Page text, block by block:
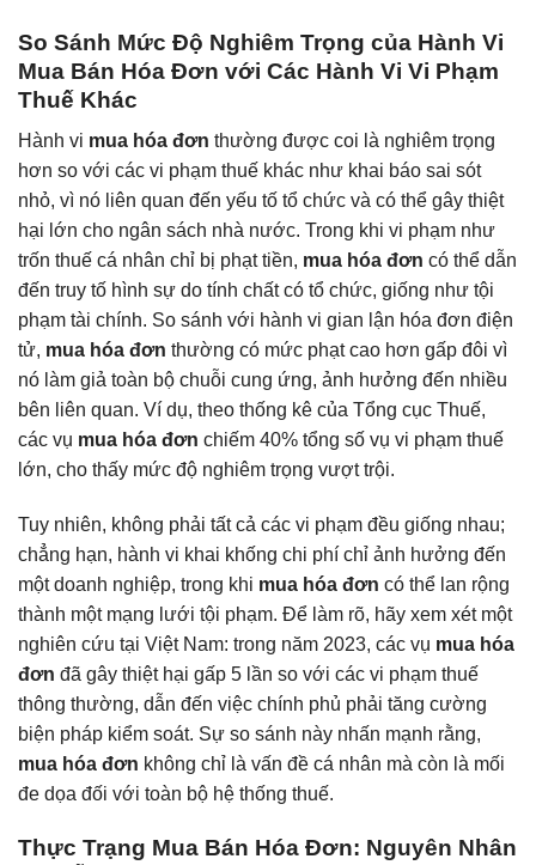
So Sánh Mức Độ Nghiêm Trọng của Hành Vi
Mua Bán Hóa Đơn với Các Hành Vi Vi Phạm
Thuế Khác
Hành vi mua hóa đơn thường được coi là nghiêm trọng
hơn so với các vi phạm thuế khác như khai báo sai sót
nhỏ, vì nó liên quan đến yếu tố tổ chức và có thể gây thiệt
hại lớn cho ngân sách nhà nước. Trong khi vi phạm như
trốn thuế cá nhân chỉ bị phạt tiền, mua hóa đơn có thể dẫn
đến truy tố hình sự do tính chất có tổ chức, giống như tội
phạm tài chính. So sánh với hành vi gian lận hóa đơn điện
tử, mua hóa đơn thường có mức phạt cao hơn gấp đôi vì
nó làm giả toàn bộ chuỗi cung ứng, ảnh hưởng đến nhiều
bên liên quan. Ví dụ, theo thống kê của Tổng cục Thuế,
các vụ mua hóa đơn chiếm 40% tổng số vụ vi phạm thuế
lớn, cho thấy mức độ nghiêm trọng vượt trội.
Tuy nhiên, không phải tất cả các vi phạm đều giống nhau;
chẳng hạn, hành vi khai khống chi phí chỉ ảnh hưởng đến
một doanh nghiệp, trong khi mua hóa đơn có thể lan rộng
thành một mạng lưới tội phạm. Để làm rõ, hãy xem xét một
nghiên cứu tại Việt Nam: trong năm 2023, các vụ mua hóa
đơn đã gây thiệt hại gấp 5 lần so với các vi phạm thuế
thông thường, dẫn đến việc chính phủ phải tăng cường
biện pháp kiểm soát. Sự so sánh này nhấn mạnh rằng,
mua hóa đơn không chỉ là vấn đề cá nhân mà còn là mối
đe dọa đối với toàn bộ hệ thống thuế.
Thực Trạng Mua Bán Hóa Đơn: Nguyên Nhân